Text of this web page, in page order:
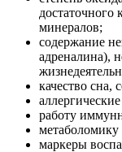
достаточного
минералов;
содержание
адреналина),
качество сна,
работу
метаболомику
маркеры